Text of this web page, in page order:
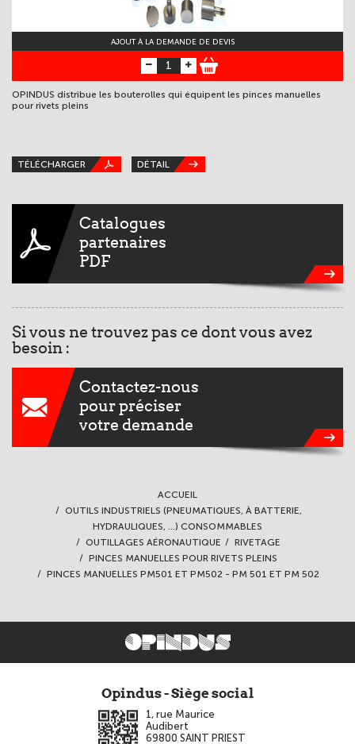
AJOUT À LA DEMANDE DE DEVIS
OPINDUS distribue les bouterolles qui équipent les pinces manuelles
pour rivets pleins
TÉLÉCHARGER DÉTAIL
Catalogues
partenaires
PDF
Si vous ne trouvez pas ce dont vous avez
besoin :
Contactez-nous
pour préciser
votre demande
ACCUEIL
OUTILS INDUSTRIELS (PNEUMATIQUES, À BATTERIE,
HYDRAULIQUES, ...) CONSOMMABLES
OUTILLAGES AÉRONAUTIQUE
RIVETAGE
PINCES MANUELLES POUR RIVETS PLEINS
PINCES MANUELLES PM501 ET PM502 - PM 501 ET PM 502
Opindus - Siège social
1, rue Maurice
Audibert
69800 SAINT PRIEST